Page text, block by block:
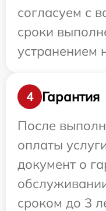
согласуем с
сроки
устранением
4
Гарантия
После
оплаты
документ о
сроком до 3